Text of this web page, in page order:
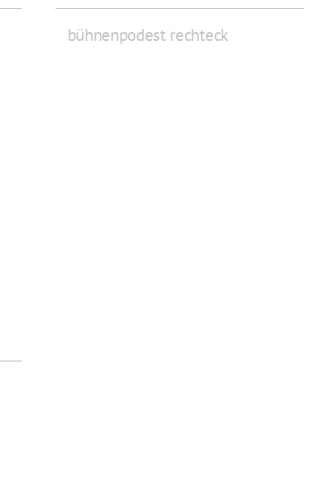
bühnenpodest rechteck